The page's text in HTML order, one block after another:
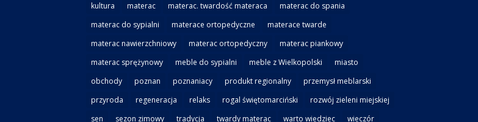
kultura
materac materac. twardość materaca
materac do spania
materac do sypialni
materace ortopedyczne
materace twarde
materac nawierzchniowy
materac ortopedyczny
materac piankowy
materac sprężynowy
meble do sypialni meble z Wielkopolski
miasto
obchody
poznan poznaniacy produkt regionalny
przemysł meblarski
przyroda
regeneracja relaks rogal świętomarciński
rozwój zieleni miejskiej
sen
sezon zimowy tradycja twardy materac warto wiedziec wieczór